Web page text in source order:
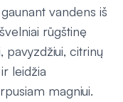
vandens iš
rūgštinę
pavyzdžiui, citrinų
leidžia
magniui.